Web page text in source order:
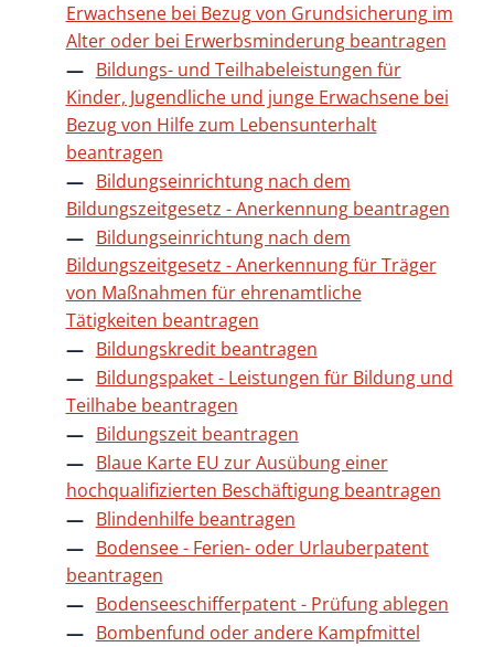
Erwachsene bei Bezug von Grundsicherung im
Alter oder bei Erwerbsminderung beantragen
Bildungs- und Teilhabeleistungen für
Kinder, Jugendliche und junge Erwachsene bei
Bezug von Hilfe zum Lebensunterhalt
beantragen
Bildungseinrichtung nach dem
Bildungszeitgesetz - Anerkennung beantragen
Bildungseinrichtung nach dem
Bildungszeitgesetz - Anerkennung für Träger
von Maßnahmen für ehrenamtliche
Tätigkeiten beantragen
Bildungskredit beantragen
Bildungspaket - Leistungen für Bildung und
Teilhabe beantragen
Bildungszeit beantragen
Blaue Karte EU zur Ausübung einer
hochqualifizierten Beschäftigung beantragen
Blindenhilfe beantragen
Bodensee - Ferien- oder Urlauberpatent
beantragen
Bodenseeschifferpatent - Prüfung ablegen
Bombenfund oder andere Kampfmittel